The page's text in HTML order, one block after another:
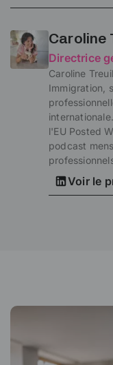
Caroline
Directrice
Caroline
Immigration,
l'EU Posted
podcast
Voir le